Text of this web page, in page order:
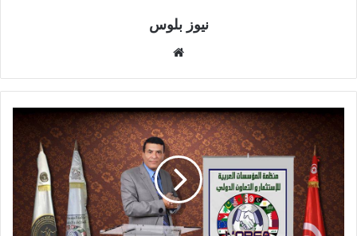
نيوز بلوس